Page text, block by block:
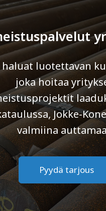
haluat luotettavan
joka hoitaa
Jokke-
valmiina
Pyydä tarjous